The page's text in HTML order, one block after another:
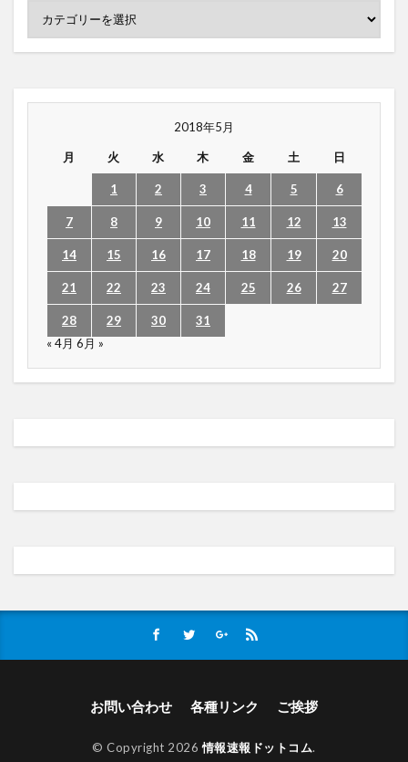
2018年5月
月 火 水 木 金 土 日
1 2 3 4 5 6
7 8 9 10 11 12 13
14 15 16 17 18 19 20
21 22 23 24 25 26 27
28 29 30
31
« 4月 6月 »
お問い合わせ 各種リンク ご挨拶
© Copyright 2026情報速報ドットコム.